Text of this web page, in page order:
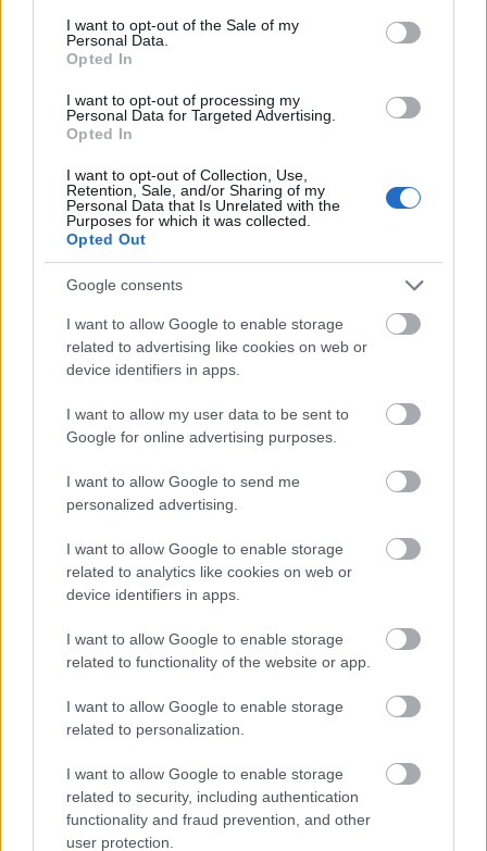
consent section.
I want to opt-out of the Sale of my
Personal Data.
Opted In
I want to opt-out of processing my
Personal Data for Targeted Advertising.
Opted In
I want to opt-out of Collection, Use,
Retention, Sale, and/or Sharing of my
Personal Data that Is Unrelated with the
Purposes for which it was collected.
Opted Out
Google consents
I want to allow Google to enable storage
related to advertising like cookies on web or
device identifiers in apps.
I want to allow my user data to be sent to
Google for online advertising purposes.
I want to allow Google to send me
personalized advertising.
I want to allow Google to enable storage
related to analytics like cookies on web or
device identifiers in apps.
I want to allow Google to enable storage
related to functionality of the website or app.
I want to allow Google to enable storage
related to personalization.
I want to allow Google to enable storage
related to security, including authentication
functionality and fraud prevention, and other
user protection.
volt. Akkoriban Magyarországon a
leggazdagabb emberek, a legjómódúbbak a
lángost sütött, vagy aki zöldséget árult, vagy
akinek kóser húsboltja volt, és csalamádét
bemutatásakor, 2013-ban Kieselbach Tamás,
a kiállításnak otthont adó galéria
tulajdonosa.
A mészáros tisztában volt kivételes anyagi
számára becsomagolt a húsba készpénzt is,
hogy észrevétlenül segítse őket. Tudta, mi a
nélkülözés, tőle kétszer is mindent elvett a
történelem:
sors várt rá is, körülbelül félévente behívták
munkaszolgálatra, és végül sajnos neki is
végig kellett járnia azokat a lépcsőket, ami a
magyarországi zsidóság tragikumához
vezetett, tehát először a munkaszolgálat,
utána gettóba kényszerítették, végül pedig
Mautthauzenbe hurcolták el. Ő a
szerencsések közé tartozott, azok közé, akik
gondolta, hogy a fizikai szenvedéseknek
vége, akkor szembesült vele, hogy a
családjából mindenki sajnos a holokauszt
áldozatává vált” – mondta Molnos Péter
művészettörténész, a gyűjteményt bemutató
könyv szerzője.